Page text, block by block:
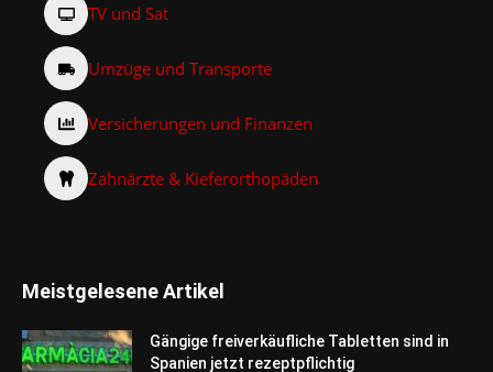
TV und Sat
Umzüge und Transporte
Versicherungen und Finanzen
Zahnärzte & Kieferorthopäden
Meistgelesene Artikel
Gängige freiverkäufliche Tabletten sind in
Spanien jetzt rezeptpflichtig